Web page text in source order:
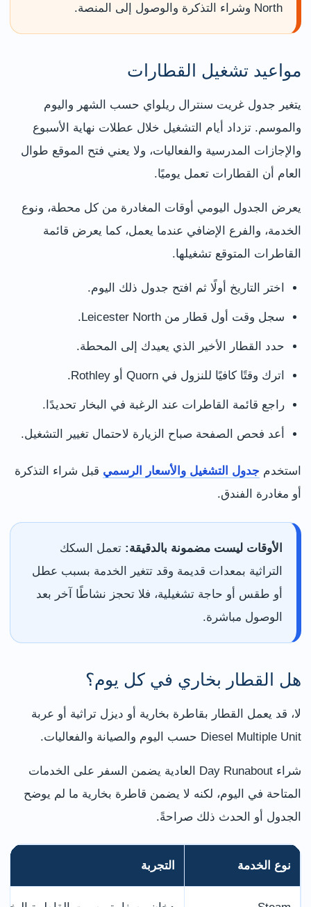
North وشراء التذكرة والوصول إلى المنصة.
مواعيد تشغيل القطارات
يتغير جدول غريت سنترال ريلواي حسب الشهر واليوم
والموسم. تزداد أيام التشغيل خلال عطلات نهاية الأسبوع
والإجازات المدرسية والفعاليات، ولا يعني فتح الموقع طوال
العام أن القطارات تعمل يوميًا.
يعرض الجدول اليومي أوقات المغادرة من كل محطة، ونوع
الخدمة، والفرع الإضافي عندما يعمل، كما يعرض قائمة
القاطرات المتوقع تشغيلها.
اختر التاريخ أولًا ثم افتح جدول ذلك اليوم.
سجل وقت أول قطار من Leicester North.
حدد القطار الأخير الذي يعيدك إلى المحطة.
اترك وقتًا كافيًا للنزول في Quorn أو Rothley.
راجع قائمة القاطرات عند الرغبة في البخار تحديدًا.
أعد فحص الصفحة صباح الزيارة لاحتمال تغيير التشغيل.
استخدم جدول التشغيل والأسعار الرسمي قبل شراء التذكرة
أو مغادرة الفندق.
الأوقات ليست مضمونة بالدقيقة: تعمل السكك
التراثية بمعدات قديمة وقد تتغير الخدمة بسبب عطل
أو طقس أو حاجة تشغيلية، فلا تحجز نشاطًا آخر بعد
الوصول مباشرة.
هل القطار بخاري في كل يوم؟
لا، قد يعمل القطار بقاطرة بخارية أو ديزل تراثية أو عربة
Diesel Multiple Unit حسب اليوم والصيانة والفعاليات.
شراء Day Runabout العادية يضمن السفر على الخدمات
المتاحة في اليوم، لكنه لا يضمن قاطرة بخارية ما لم يوضح
الجدول أو الحدث ذلك صراحةً.
نوع الخدمة التجربة